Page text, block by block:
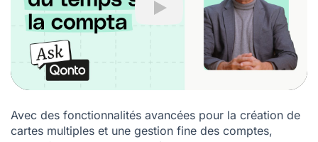
Avec des fonctionnalités avancées pour la création de
Qonto facilite le suivi des dépenses et la collaboration
financière.